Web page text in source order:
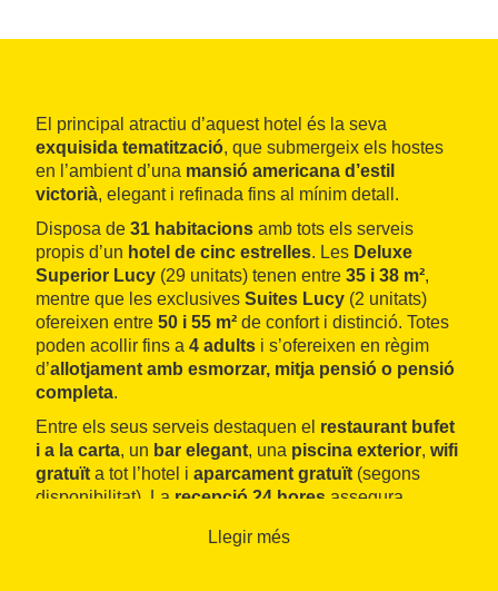
El principal atractiu d’aquest hotel és la seva
exquisida tematització, que submergeix els hostes
en l’ambient d’una mansió americana d’estil
victorià, elegant i refinada fins al mínim detall.
Disposa de 31 habitacions amb tots els serveis
propis d’un hotel de cinc estrelles. Les Deluxe
Superior Lucy (29 unitats) tenen entre 35 i 38 m²,
mentre que les exclusives Suites Lucy (2 unitats)
ofereixen entre 50 i 55 m² de confort i distinció. Totes
poden acollir fins a 4 adults i s’ofereixen en règim
d’allotjament amb esmorzar, mitja pensió o pensió
completa.
Entre els seus serveis destaquen el restaurant bufet
i a la carta, un bar elegant, una piscina exterior, wifi
gratuït a tot l’hotel i aparcament gratuït (segons
disponibilitat). La recepció 24 hores assegura
Llegir més